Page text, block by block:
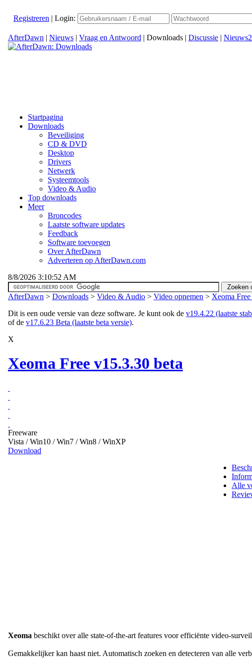
Registreren | Login:
AfterDawn | Nieuws | Vraag en Antwoord | Downloads | Discussie |
Startpagina
Downloads
Beveiliging
CD & DVD
Desktop
Drivers
Netwerk
Systeemtools
Video & Audio
Top downloads
Meer
Broncodes
Laatste software updates
Feedback
Software toevoegen
Over AfterDawn
Adverteren op AfterDawn.com
8/8/2026 3:10:52 AM
AfterDawn > Downloads > Video & Audio > Video opnemen > Xeoma
Dit is een oude versie van deze software. Je kunt ook de v19.4.22 (laatste
of de v17.6.23 Beta (laatste beta versie).
X
Xeoma Free v15.3.30 beta
Freeware
Vista / Win10 / Win7 / Win8 / WinXP
Download
Alle
Xeoma beschikt over alle state-of-the-art features voor efficiënte video-
Gemakkelijker kan haast niet. Automatisch zoeken en detecteren van alle